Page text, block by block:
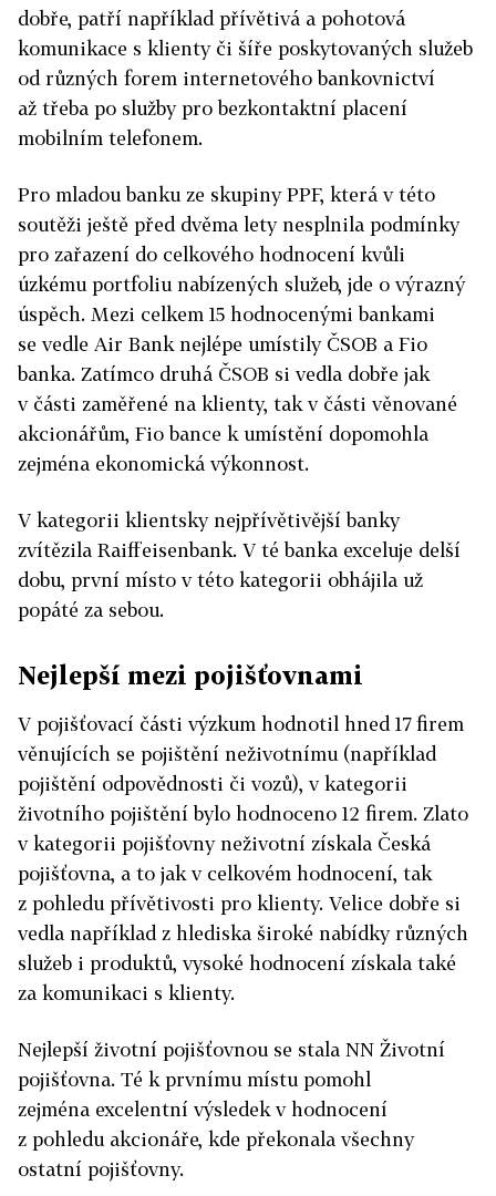
dobře, patří například přívětivá a pohotová
komunikace s klienty či šíře poskytovaných služeb
od různých forem internetového bankovnictví
až třeba po služby pro bezkontaktní placení
mobilním telefonem.
Pro mladou banku ze skupiny PPF, která v této
soutěži ještě před dvěma lety nesplnila podmínky
pro zařazení do celkového hodnocení kvůli
úzkému portfoliu nabízených služeb, jde o výrazný
úspěch. Mezi celkem 15 hodnocenými bankami
se vedle Air Bank nejlépe umístily ČSOB a Fio
banka. Zatímco druhá ČSOB si vedla dobře jak
v části zaměřené na klienty, tak v části věnované
akcionářům, Fio bance k umístění dopomohla
zejména ekonomická výkonnost.
V kategorii klientsky nejpřívětivější banky
zvítězila Raiffeisenbank. V té banka exceluje delší
dobu, první místo v této kategorii obhájila už
popáté za sebou.
Nejlepší mezi pojišťovnami
V pojišťovací části výzkum hodnotil hned 17 firem
věnujících se pojištění neživotnímu (například
pojištění odpovědnosti či vozů), v kategorii
životního pojištění bylo hodnoceno 12 firem. Zlato
v kategorii pojišťovny neživotní získala Česká
pojišťovna, a to jak v celkovém hodnocení, tak
z pohledu přívětivosti pro klienty. Velice dobře si
vedla například z hlediska široké nabídky různých
služeb i produktů, vysoké hodnocení získala také
za komunikaci s klienty.
Nejlepší životní pojišťovnou se stala NN Životní
pojišťovna. Té k prvnímu místu pomohl
zejména excelentní výsledek v hodnocení
z pohledu akcionáře, kde překonala všechny
ostatní pojišťovny.